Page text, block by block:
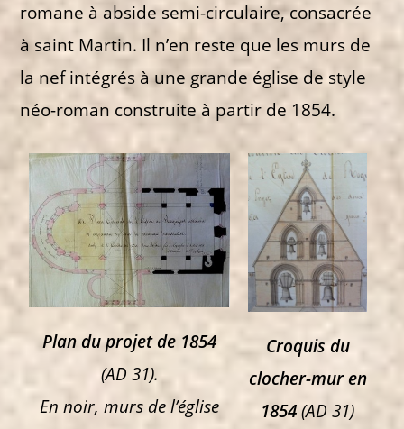
romane à abside semi-circulaire, consacrée
à saint Martin. Il n’en reste que les murs de
la nef intégrés à une grande église de style
néo-roman construite à partir de 1854.
Plan du projet de 1854
(AD 31).
En noir, murs de l’église
Croquis du
clocher-mur en
1854(AD 31)